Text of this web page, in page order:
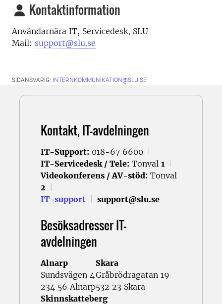
Kontaktinformation
Användarnära IT, Servicedesk, SLU
Mail: support@slu.se
SIDANSVARIG: INTERNKOMMUNIKATION@SLU.SE
Kontakt, IT-avdelningen
IT-Support: 018-67 6600
IT-Servicedesk / Tele: Tonval 1
Videokonferens / AV-stöd: Tonval
2
IT-support
support@slu.se
Besöksadresser IT-
avdelningen
Alnarp
Sundsvägen 4
234 56 Alnarp
Skara
Gråbrödragatan 19
532 23 Skara
Skinnskatteberg